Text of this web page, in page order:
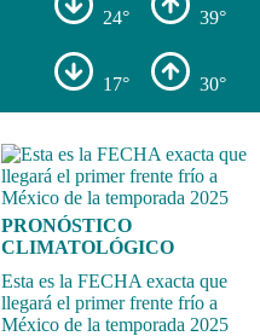
24° 39°
17° 30°
PRONÓSTICO
CLIMATOLÓGICO
Esta es la FECHA exacta que
llegará el primer frente frío a
México de la temporada 2025